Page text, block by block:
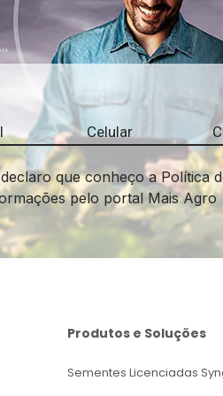
que conheço a Política
pelo portal Mais Agro
Produtos e Soluções
Sementes Licenciadas